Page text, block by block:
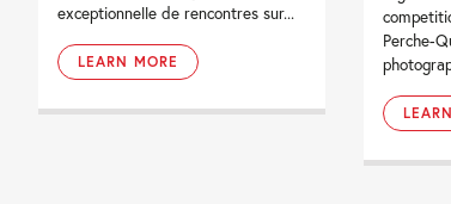
exceptionnelle de rencontres sur...
LEARN MORE
Perche-